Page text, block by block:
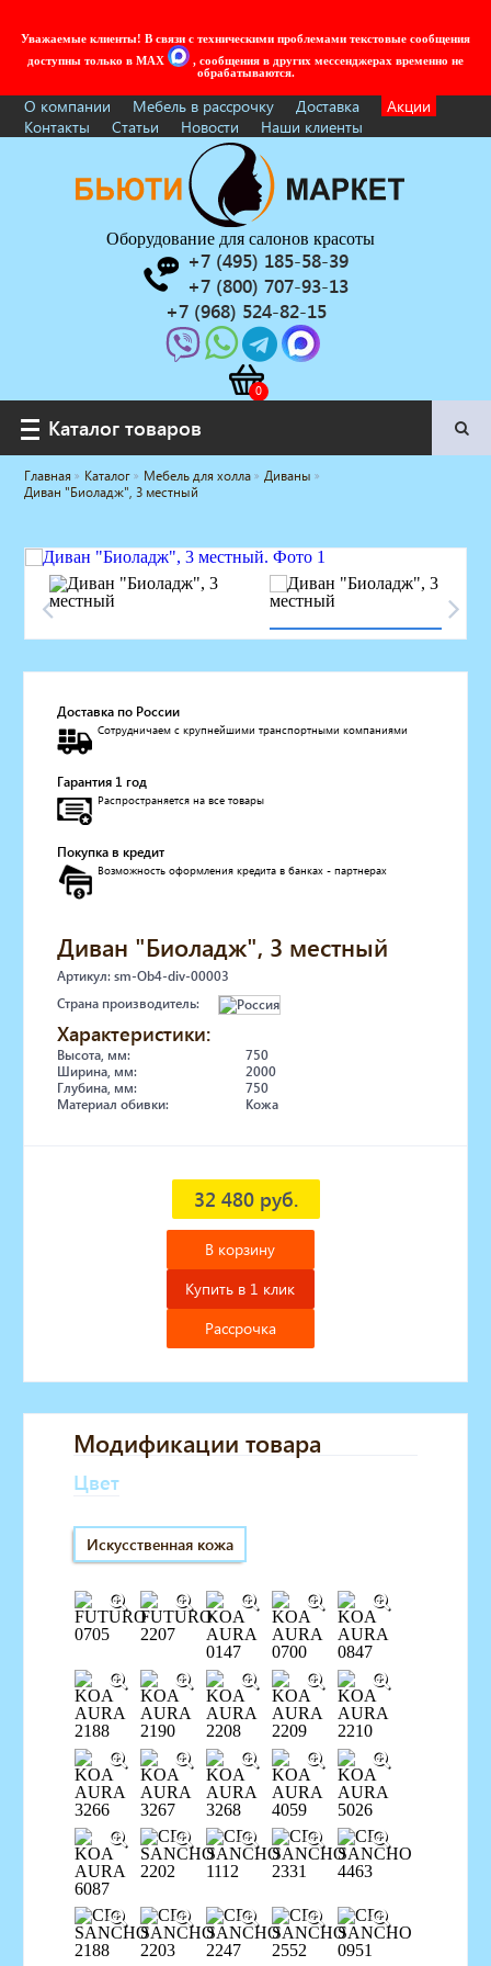
Уважаемые клиенты! В связи с техническими проблемами текстовые сообщения
доступны только в MAX
, сообщения в других мессенджерах временно не
обрабатываются.
О компании Мебель в рассрочку Доставка
Акции
Контакты
Статьи Новости Наши клиенты
Оборудование для салонов красоты
+7 (495) 185-58-39
+7 (800) 707-93-13
+7 (968) 524-82-15
Каталог товаров
Каталог товаров
Услуги под ключ
Оборудование с регистрационным
удостоверением
Парикмахерское оборудование
Косметологическое оборудование
Массажное и SPA оборудование
Стерилизаторы
Оборудование для визажистов
Оборудование для нейл-бара
Солярии
Коллагенарий
Мебель в стиле Лофт
Доставка за один день
Главная Каталог Мебель для холла
Диваны
Диван "Биоладж", 3 местный
Доставка по России
Сотрудничаем с крупнейшими транспортными компаниями
Гарантия 1 год
Распространяется на все товары
Покупка в кредит
Возможность оформления кредита в банках - партнерах
Диван "Биоладж", 3 местный
Артикул: sm-Ob4-div-00003
Страна производитель:
Характеристики:
Высота, мм:
750
Ширина, мм:
2000
Глубина, мм:
750
Материал обивки:
Кожа
32 480 руб.
В корзину
Купить в 1 клик
Рассрочка
Модификации товара
Цвет
Искусственная кожа